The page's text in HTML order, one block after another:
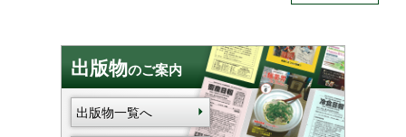
出版物のご案内
出版物一覧へ